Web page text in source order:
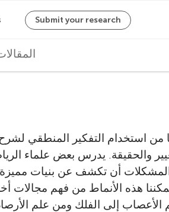
M
a
n
a
v
استخدام التفكير المنطقي لشرح
والحقيقة. يدرس بعض علماء
أن تكشف عن بنيات
هذه الأنماط من فهم مجالات
الأعصاب إلى الفلك ومن علم